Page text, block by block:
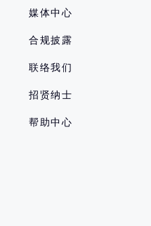
媒体中心
合规披露
联络我们
招贤纳士
帮助中心